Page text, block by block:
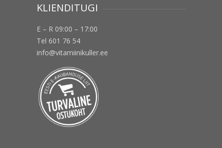
KLIENDITUGI
E – R 09:00 – 17:00
Tel 601 76 54
info@vitamiinikuller.ee